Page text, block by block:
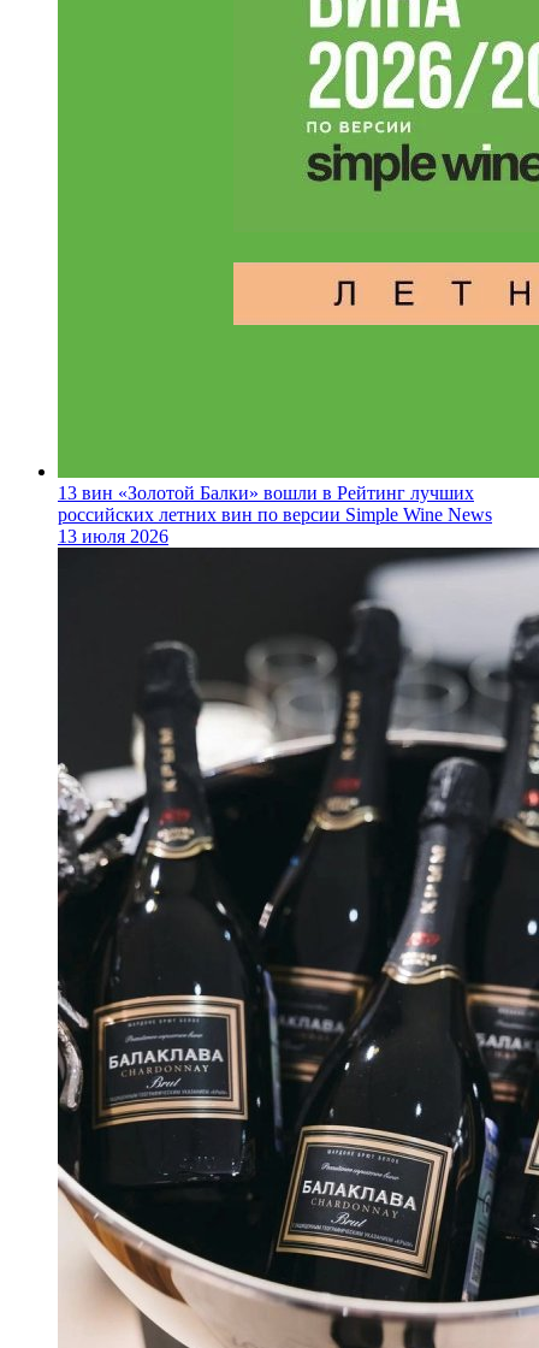
13 вин «Золотой Балки» вошли в Рейтинг лучших
российских летних вин по версии Simple Wine News
13 июля 2026